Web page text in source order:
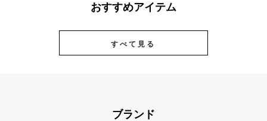
おすすめアイテム
すべて見る
ブランド